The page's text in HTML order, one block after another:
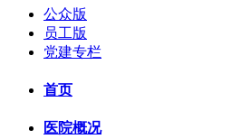
公众版
员工版
党建专栏
首页
医院概况